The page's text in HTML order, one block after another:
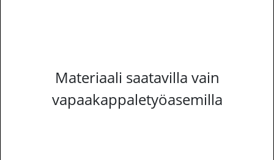
Materiaali saatavilla vain
vapaakappaletyöasemilla